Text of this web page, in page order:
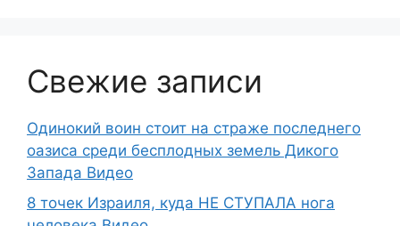
Свежие записи
Одинокий воин стоит на страже последнего
оазиса среди бесплодных земель Дикого
Запада Видео
8 точек Израиля, куда НЕ СТУПАЛА нога